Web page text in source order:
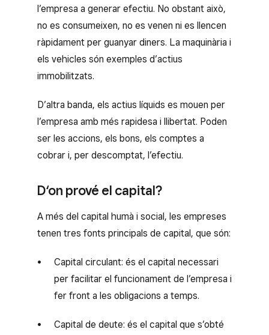
l’empresa a generar efectiu. No obstant això,
no es consumeixen, no es venen ni es llencen
ràpidament per guanyar diners. La maquinària i
els vehicles són exemples d’actius
immobilitzats.
D’altra banda, els actius líquids es mouen per
l’empresa amb més rapidesa i llibertat. Poden
ser les accions, els bons, els comptes a
cobrar i, per descomptat, l’efectiu.
D‘on prové el capital?
A més del capital humà i social, les empreses
tenen tres fonts principals de capital, que són:
Capital circulant: és el capital necessari
per facilitar el funcionament de l’empresa i
fer front a les obligacions a temps.
Capital de deute: és el capital que s’obté